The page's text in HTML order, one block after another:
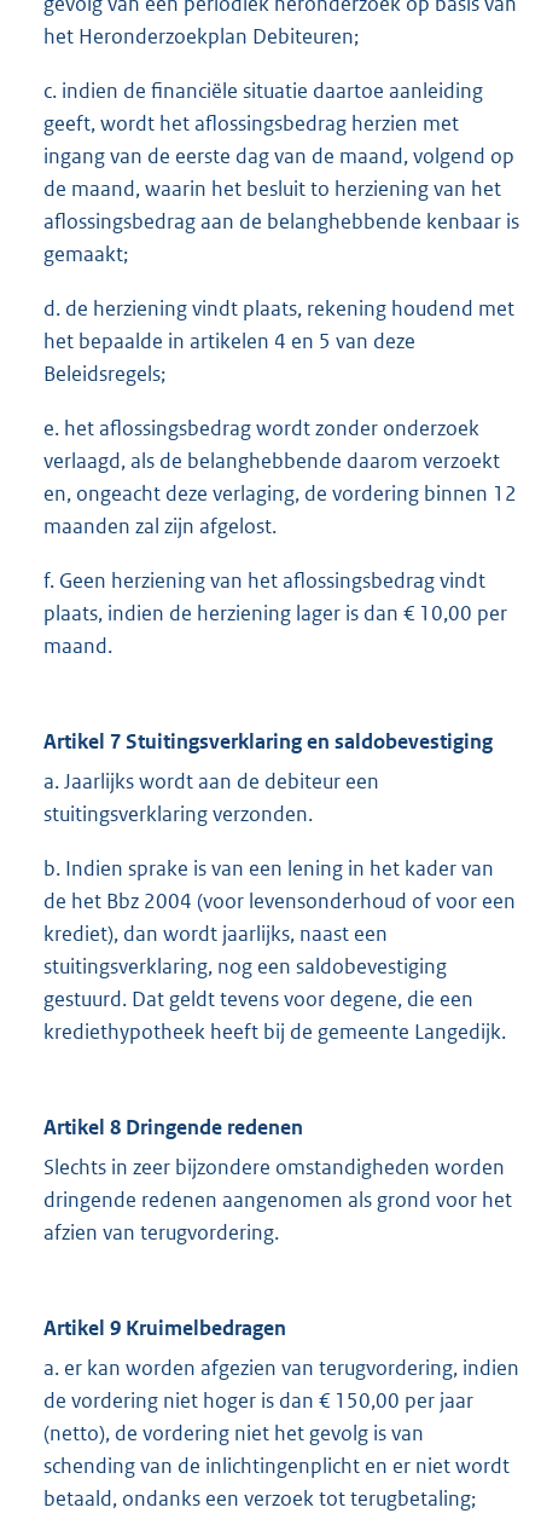
het Heronderzoekplan Debiteuren;
c. indien de financiële situatie daartoe aanleiding
geeft, wordt het aflossingsbedrag herzien met
ingang van de eerste dag van de maand, volgend op
de maand, waarin het besluit to herziening van het
aflossingsbedrag aan de belanghebbende kenbaar is
gemaakt;
d. de herziening vindt plaats, rekening houdend met
het bepaalde in artikelen 4 en 5 van deze
Beleidsregels;
e. het aflossingsbedrag wordt zonder onderzoek
verlaagd, als de belanghebbende daarom verzoekt
en, ongeacht deze verlaging, de vordering binnen 12
maanden zal zijn afgelost.
f. Geen herziening van het aflossingsbedrag vindt
plaats, indien de herziening lager is dan € 10,00 per
maand.
Artikel 7 Stuitingsverklaring en saldobevestiging
a. Jaarlijks wordt aan de debiteur een
stuitingsverklaring verzonden.
b. Indien sprake is van een lening in het kader van
de het Bbz 2004 (voor levensonderhoud of voor een
krediet), dan wordt jaarlijks, naast een
stuitingsverklaring, nog een saldobevestiging
gestuurd. Dat geldt tevens voor degene, die een
krediethypotheek heeft bij de gemeente Langedijk.
Artikel 8 Dringende redenen
Slechts in zeer bijzondere omstandigheden worden
dringende redenen aangenomen als grond voor het
afzien van terugvordering.
Artikel 9 Kruimelbedragen
a. er kan worden afgezien van terugvordering, indien
de vordering niet hoger is dan € 150,00 per jaar
(netto), de vordering niet het gevolg is van
schending van de inlichtingenplicht en er niet wordt
betaald, ondanks een verzoek tot terugbetaling;